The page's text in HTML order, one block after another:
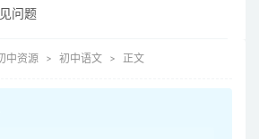
问题
中资源 初中语文 正文